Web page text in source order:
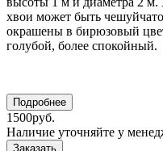
хвои может быть
окрашены в бирюзовый
голубой, более спокойный.
Подробнее
1500руб.
Наличие уточняйте у
Заказать